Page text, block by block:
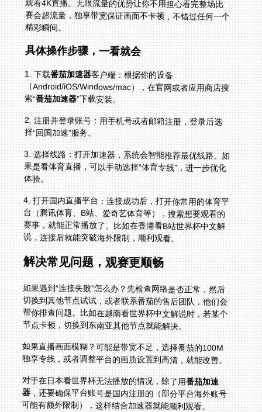
精彩瞬间。
具体操作步骤，一看就会
1. 下载番茄加速器客户端：根据你的设备
（Android/iOS/Windows/mac），在官网或者应用商店搜
索“番茄加速器”下载安装。
2. 注册并登录账号：用手机号或者邮箱注册，登录后选
择“回国加速”服务。
3. 选择线路：打开加速器，系统会智能推荐最优线路。如
果是看体育直播，可以手动选择“体育专线”，进一步优化
体验。
4. 打开国内直播平台：连接成功后，打开你常用的体育平
台（腾讯体育、B站、爱奇艺体育等），搜索想要观看的
赛事，就能正常播放了。比如在香港看B站世界杯中文解
说，连接后就能突破海外限制，顺利观看。
解决常见问题，观赛更顺畅
如果遇到“连接失败”怎么办？先检查网络是否正常，然后
切换到其他节点试试，或者联系番茄的售后团队，他们会
帮你排查问题。比如在越南看世界杯中文解说时，若某个
节点卡顿，切换到东南亚其他节点就能解决。
如果直播画面模糊？可能是带宽不足，选择番茄的100M
独享专线，或者调整平台的画质设置到高清，就能改善。
对于在日本看世界杯无法播放的情况，除了用番茄加速
器，还要确保平台账号是国内注册的（部分平台海外账号
可能有额外限制），这样结合加速器就能顺利观看。